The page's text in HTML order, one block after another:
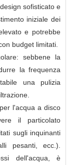
sofisticato e
iniziale dei
e potrebbe
budget limitati.
sebbene la
la frequenza
una pulizia
l'acqua a disco
il particolato
sugli inquinanti
pesanti, ecc.).
dell'acqua, è